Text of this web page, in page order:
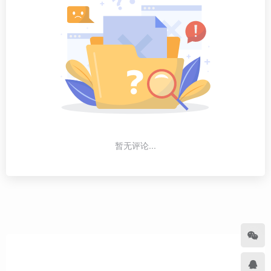
暂无评论...